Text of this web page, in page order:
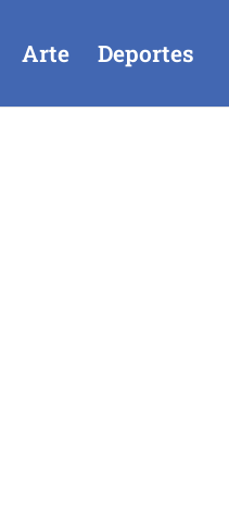
Arte Deportes